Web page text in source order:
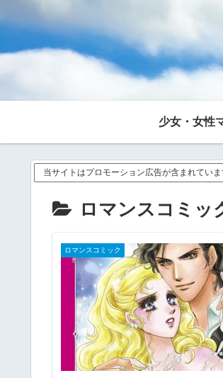
少女・女性
当サイトはプロモーション広告が含まれていま
ロマンスコミッ
ロマンスコミック